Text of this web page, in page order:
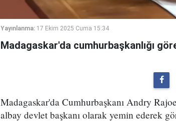
Yayınlanma: 17 Ekim 2025 Cuma 15:34
Madagaskar'da cumhurbaşkanlığı
Madagaskar'da Cumhurbaşkanı Andry
albay devlet başkanı olarak yemin ederek